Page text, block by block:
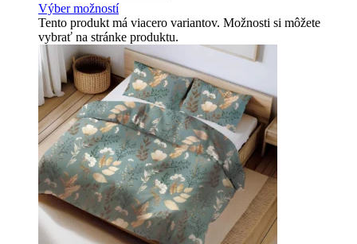
Výber možností
Tento produkt má viacero variantov. Možnosti si môžete
vybrať na stránke produktu.